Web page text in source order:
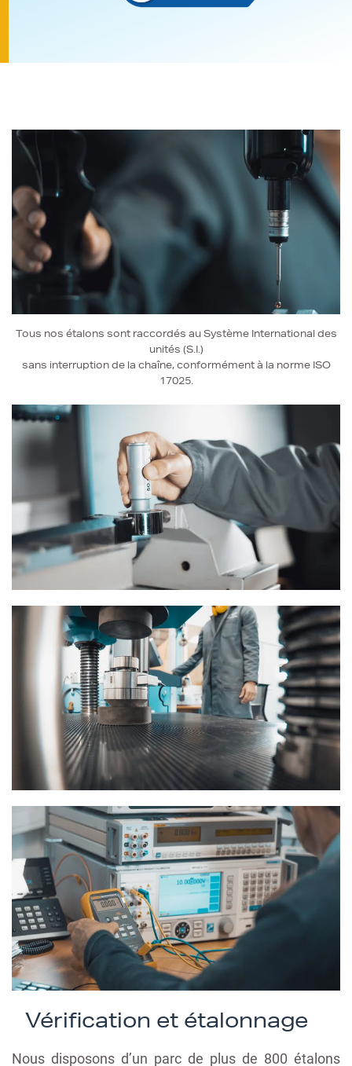
Tous nos étalons sont raccordés au Système International des
unités (S.I.)
sans interruption de la chaîne, conformément à la norme ISO
17025.
Vérification et étalonnage
Nous disposons d’un parc de plus de 800 étalons